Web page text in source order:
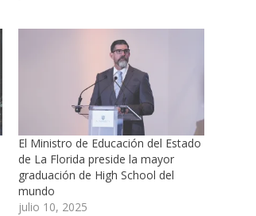
El Ministro de Educación del Estado
de La Florida preside la mayor
graduación de High School del
mundo
julio 10, 2025